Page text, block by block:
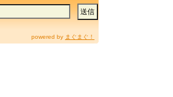
powered by まぐまぐ！